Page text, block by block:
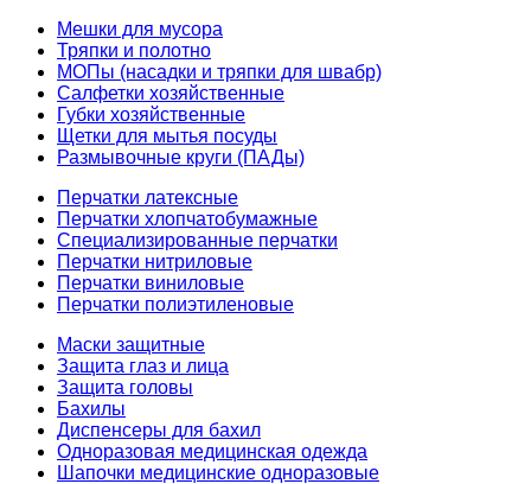
Мешки для мусора
Тряпки и полотно
МОПы (насадки и тряпки для швабр)
Салфетки хозяйственные
Губки хозяйственные
Щетки для мытья посуды
Размывочные круги (ПАДы)
Перчатки латексные
Перчатки хлопчатобумажные
Специализированные перчатки
Перчатки нитриловые
Перчатки виниловые
Перчатки полиэтиленовые
Маски защитные
Защита глаз и лица
Защита головы
Бахилы
Диспенсеры для бахил
Одноразовая медицинская одежда
Шапочки медицинские одноразовые